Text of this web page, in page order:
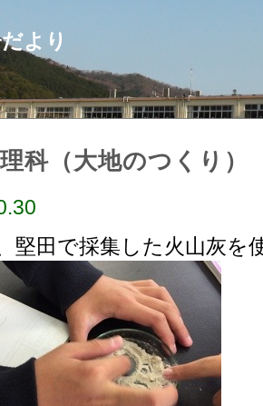
より
科（大地のつくり）
堅田で採集した火山灰を